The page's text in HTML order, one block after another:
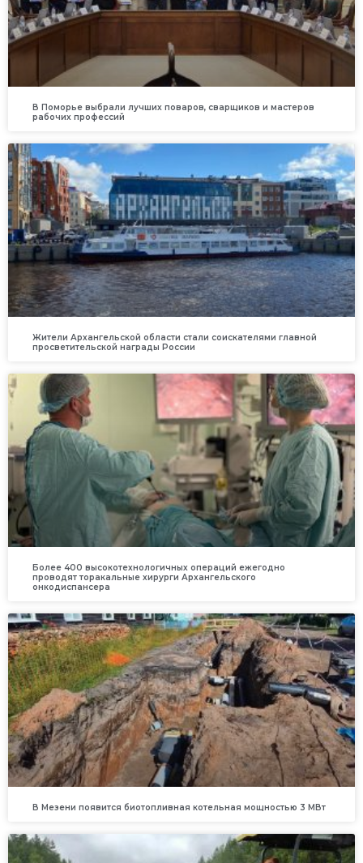
В Поморье выбрали лучших поваров, сварщиков и мастеров
рабочих профессий
Жители Архангельской области стали соискателями главной
просветительской награды России
Более 400 высокотехнологичных операций ежегодно
проводят торакальные хирурги Архангельского
онкодиспансера
В Мезени появится биотопливная котельная мощностью 3 МВт